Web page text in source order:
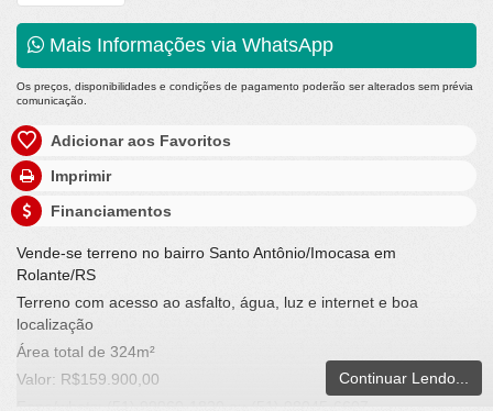
Mais Informações via WhatsApp
Os preços, disponibilidades e condições de pagamento poderão ser alterados sem prévia
comunicação.
Adicionar aos Favoritos
Imprimir
Financiamentos
Vende-se terreno no bairro Santo Antônio/Imocasa em
Rolante/RS
Terreno com acesso ao asfalto, água, luz e internet e boa
localização
Área total de 324m²
Valor: R$159.900,00
Continuar Lendo...